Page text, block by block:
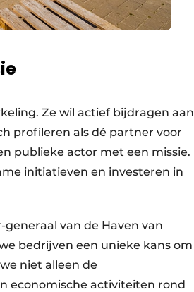
Ze wil actief bijdragen aan
profileren als dé partner voor
publieke actor met een missie.
initiatieven en investeren in
van de Haven van
bedrijven een unieke kans om
niet alleen de
economische activiteiten rond